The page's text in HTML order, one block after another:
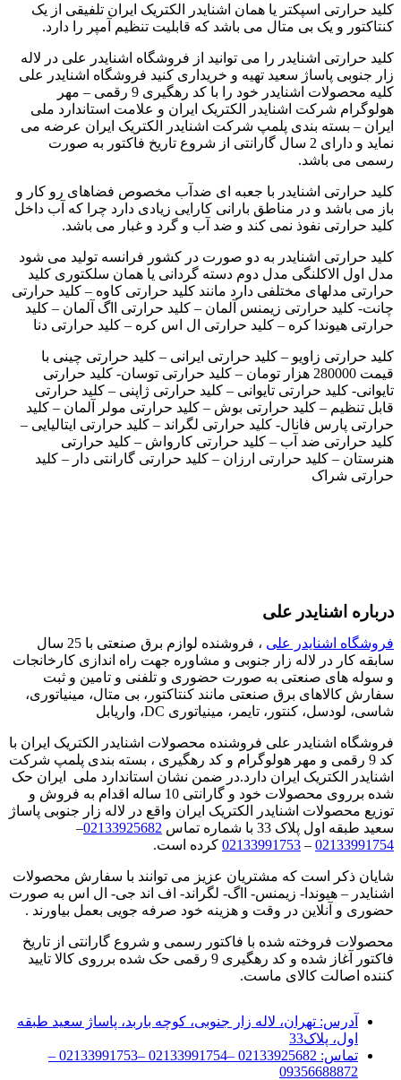
کلید حرارتی اسپکتر یا همان اشنایدر الکتریک ایران تلفیقی از یک
کنتاکتور و یک بی متال می باشد که قابلیت تنظیم آمپر را دارد.
کلید حرارتی اشنایدر را می توانید از فروشگاه اشنایدر علی در لاله
زار جنوبی پاساژ سعید تهیه و خریداری کنید فروشگاه اشنایدر علی
کلیه محصولات اشنایدر خود را با کد رهگیری 9 رقمی – مهر
هولوگرام شرکت اشنایدر الکتریک ایران و علامت استاندارد ملی
ایران – بسته بندی پلمپ شرکت اشنایدر الکتریک ایران عرضه می
نماید و دارای 2 سال گارانتی از شروع تاریخ فاکتور به صورت
رسمی می باشد.
کلید حرارتی اشنایدر با جعبه ای ضدآب مخصوص فضاهای رو کار و
باز می باشد و در مناطق بارانی کارایی زیادی دارد چرا که آب داخل
کلید حرارتی نفوذ نمی کند و ضد آب و گرد و غبار می باشد.
کلید حرارتی اشنایدر به دو صورت در کشور فرانسه تولید می شود
مدل اول الاکلنگی مدل دوم دسته گردانی یا همان سلکتوری کلید
حرارتی مدلهای مختلفی دارد مانند کلید حرارتی کاوه – کلید حرارتی
چانت- کلید حرارتی زیمنس آلمان – کلید حرارتی ااگ آلمان – کلید
حرارتی هیوندا کره – کلید حرارتی ال اس کره – کلید حرارتی دنا
کلید حرارتی زاویو – کلید حرارتی ایرانی – کلید حرارتی چینی با
قیمت 280000 هزار تومان – کلید حرارتی توسان- کلید حرارتی
تایوانی- کلید حرارتی تایوانی – کلید حرارتی ژاپنی – کلید حرارتی
قابل تنظیم – کلید حرارتی بوش – کلید حرارتی مولر آلمان – کلید
حرارتی پارس فانال- کلید حرارتی لگراند – کلید حرارتی ایتالیایی –
کلید حرارتی ضد آب – کلید حرارتی کارواش – کلید حرارتی
هنرستان – کلید حرارتی ارزان – کلید حرارتی گارانتی دار – کلید
حرارتی شراک
درباره اشنایدر علی
فروشگاه اشنایدر علی
، فروشنده لوازم برق صنعتی با 25 سال
سابقه کار در لاله زار جنوبی و مشاوره جهت راه اندازی کارخانجات
و سوله های صنعتی به صورت حضوری و تلفنی و تامین و ثبت
سفارش کالاهای برق صنعتی مانند کنتاکتور، بی متال، مینیاتوری،
شاسی، لودسل، کنتور، تایمر، مینیاتوری DC، واریابل
فروشگاه اشنایدر علی فروشنده محصولات اشنایدر الکتریک ایران با
کد 9 رقمی و مهر هولوگرام و کد رهگیری ، بسته بندی پلمپ شرکت
اشنایدر الکتریک ایران دارد.در ضمن نشان استاندارد ملی ایران حک
شده برروی محصولات خود و گارانتی 10 ساله اقدام به فروش و
توزیع محصولات اشنایدر الکتریک ایران واقع در لاله زار جنوبی پاساژ
سعید طبقه اول پلاک 33 با شماره تماس
02133925682
–
02133991754
–
02133991753 کرده است.
شایان ذکر است که مشتریان عزیز می توانند با سفارش محصولات
اشنایدر – هیوندا- زیمنس- ااگ- لگراند- اف اند جی- ال اس به صورت
حضوری و آنلاین در وقت و هزینه خود صرفه جویی بعمل بیاورند .
محصولات فروخته شده با فاکتور رسمی و شروع گارانتی از تاریخ
فاکتور آغاز شده و کد رهگیری 9 رقمی حک شده برروی کالا تایید
کننده اصالت کالای ماست.
آدرس: تهران، لاله زار جنوبی، کوچه باربد، پاساژ سعید طبقه
اول، پلاک33
تماس:
02133925682 –02133991754 –02133991753 –
09356688872